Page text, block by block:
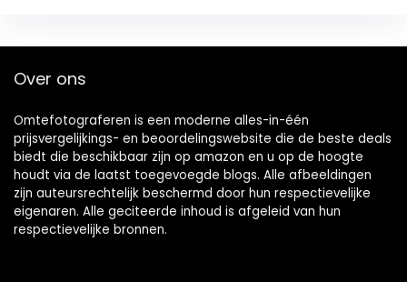
Over ons
Omtefotograferen is een moderne alles-in-één
prijsvergelijkings- en beoordelingswebsite die de beste deals
biedt die beschikbaar zijn op amazon en u op de hoogte
houdt via de laatst toegevoegde blogs. Alle afbeeldingen
zijn auteursrechtelijk beschermd door hun respectievelijke
eigenaren. Alle geciteerde inhoud is afgeleid van hun
respectievelijke bronnen.